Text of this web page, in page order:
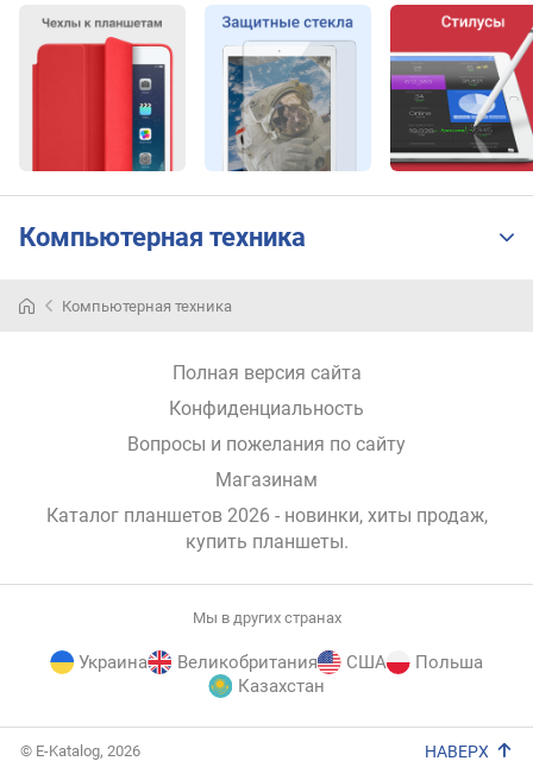
W
i
f
e
E
i
G
k
Компьютерная техника
Компьютерная техника
Полная версия сайта
Конфиденциальность
Вопросы и пожелания по сайту
Магазинам
Каталог планшетов 2026 - новинки, хиты продаж,
купить планшеты.
Мы в других странах
Украина Великобритания США
Польша
Казахстан
© E-Katalog, 2026 НАВЕРХ